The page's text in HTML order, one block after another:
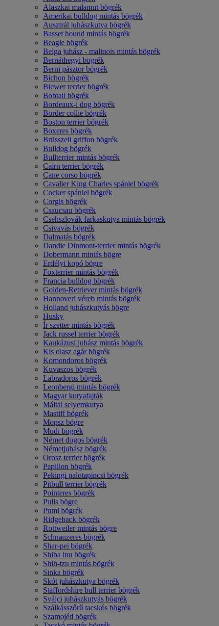
Alaszkai malamut bögrék
Amerikai bulldog mintás bögrék
Ausztrál juhászkutya bögrék
Basset hound mintás bögrék
Beagle bögrék
Belga juhász - malinois mintás bögrék
Bernáthegyi bögrék
Berni pásztor bögrék
Bichon bögrék
Biewer terrier bögrék
Bobtail bögrék
Bordeaux-i dog bögrék
Border collie bögrék
Boston terrier bögrék
Boxeres bögrék
Brüsszeli griffon bögrék
Bulldog bögrék
Bullterrier mintás bögrék
Cairn terrier bögrék
Cane corso bögrék
Cavalier King Charles spániel bögrék
Cocker spániel bögrék
Corgis bögrék
Csaucsau bögrék
Csehszlovák farkaskutya mintás bögrék
Csivavás bögrék
Dalmatás bögrék
Dandie Dinmont-terrier mintás bögrék
Dobermann mintás bögre
Erdélyi kopó bögre
Foxterrier mintás bögrék
Francia bulldog bögrék
Golden-Retriever mintás bögrék
Hannoveri véreb mintás bögrék
Holland juhászkutyás bögre
Husky
Ír szetter mintás bögrék
Jack russel terrier bögrék
Kaukázusi juhász mintás bögrék
Kis olasz agár bögrék
Komondoros bögrék
Kuvaszos bögrék
Labradoros bögrék
Leonbergi mintás bögrék
Magyar kutyafajták
Máltai selyemkutya
Mastiff bögrék
Mopsz bögre
Mudi bögrék
Német dogos bögrék
Németjuhász bögrék
Orosz terrier bögrék
Papillon bögrék
Pekingi palotapincsi bögrék
Pitbull terrier bögrék
Pointeres bögrék
Pulis bögre
Pumi bögrék
Ridgeback bögrék
Rottweiler mintás bögre
Schnauzeres bögrék
Shar-pei bögrék
Shiba inu bögrék
Shih-tzu mintás bögrék
Sinka bögrék
Skót juhászkutya bögrék
Staffordshire bull terrier bögrék
Svájci juhászkutyás bögrék
Szálkásszőrű tacskós bögrék
Szamojéd bögrék